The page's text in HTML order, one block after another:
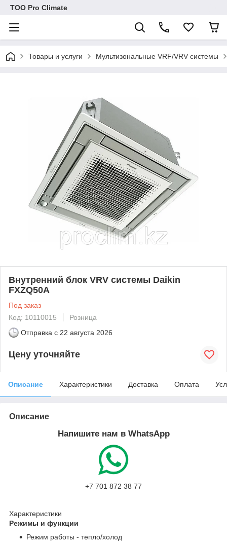
ТОО Pro Climate
Товары и услуги Мультизональные VRF/VRV системы
Внутренний блок VRV системы Daikin
FXZQ50A
Под заказ
Код: 10110015
Розница
Отправка с 22 августа 2026
Цену уточняйте
Описание Характеристики Доставка Оплата
Описание
Напишите нам в WhatsApp
+7 701 872 38 77
Характеристики
Режимы и функции
Режим работы - тепло/холод